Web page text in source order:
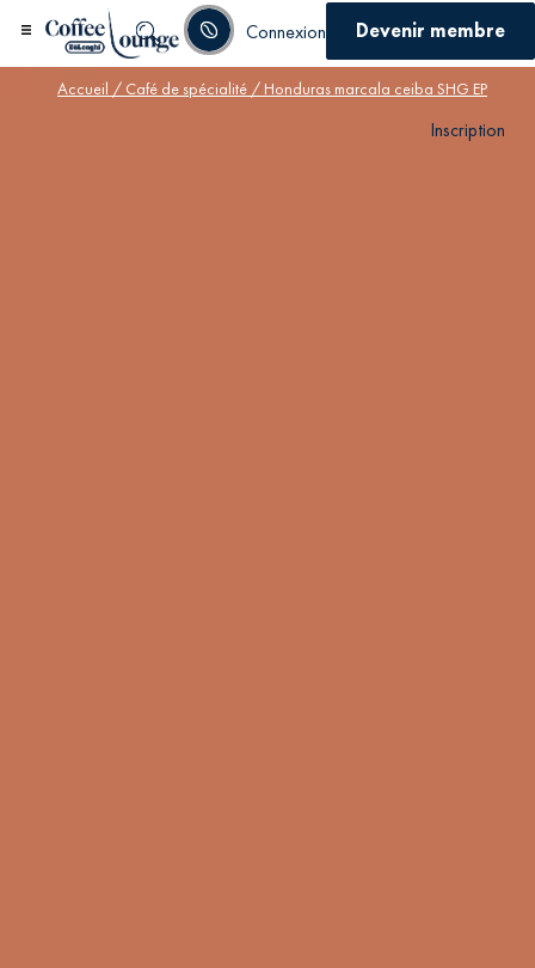
Connexion Devenir membre
Inscription
Accueil / Café de spécialité / Honduras marcala ceiba SHG EP